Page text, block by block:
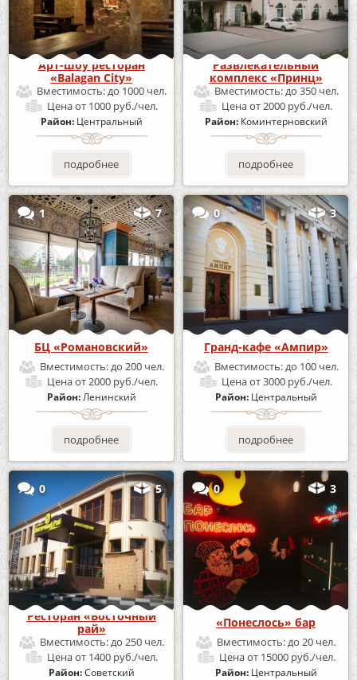
Арт-шоу ресторан
«Balagan City»
Вместимость:до 1000 чел.
Ценаот 1000 руб./чел.
Район: Центральный
подробнее
Развлекательный
комплекс «Принц»
Вместимость:до 350 чел.
Ценаот 2000 руб./чел.
Район: Коминтерновский
подробнее
1 7
БЦ «Романовский»
Вместимость:до 200 чел.
Ценаот 2000 руб./чел.
Район:Ленинский
подробнее
0 3
Гранд-кафе «Ампир»
Вместимость:до 100 чел.
Ценаот 3000 руб./чел.
Район: Центральный
подробнее
0 5
Ресторан «Восточный
рай»
Вместимость:до 250 чел.
Ценаот 1400 руб./чел.
Район:Советский
0 3
«Понеслось» бар
Вместимость:до 20 чел.
Ценаот 15000 руб./чел.
Район: Центральный